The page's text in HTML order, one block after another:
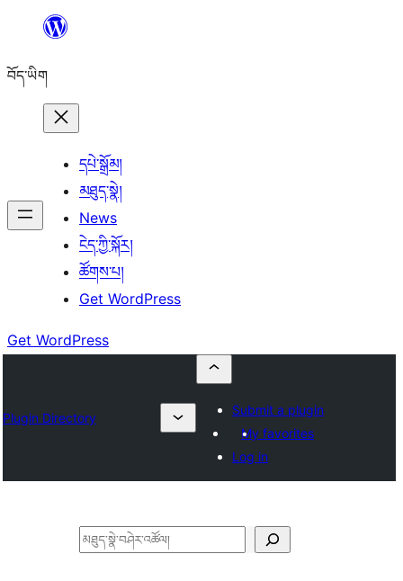
content
བོད་ཡིག
དཔེ་སྒྲོམ།
མཐུད་སྣེ།
News
ངེད་ཀྱི་སྐོར།
ཚོགས་པ།
Get WordPress
Get WordPress
Plugin Directory
Submit a plugin
My favorites
Log in
བཤེར་